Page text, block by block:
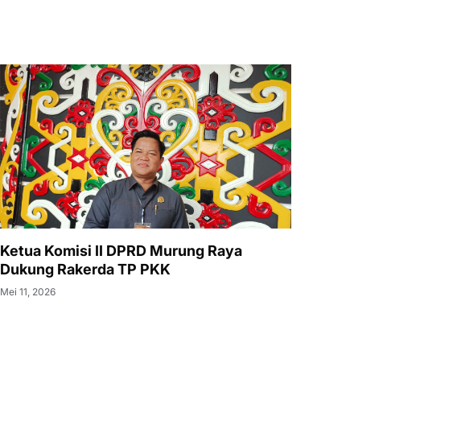
Ketua Komisi II DPRD Murung Raya
Dukung Rakerda TP PKK
Mei 11, 2026